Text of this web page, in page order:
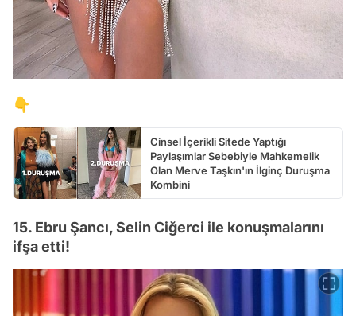
👇
Cinsel İçerikli Sitede Yaptığı
Paylaşımlar Sebebiyle Mahkemelik
Olan Merve Taşkın'ın İlginç Duruşma
Kombini
15. Ebru Şancı, Selin Ciğerci ile konuşmalarını
ifşa etti!